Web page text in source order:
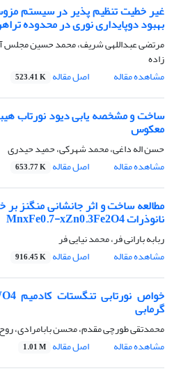
غیر خطیت تنظیم پذیر در سیستم
بهبود دوپایداری نوری در محدوده
مرتضی عبداللهی شریف، محمد حسین مجلس
زاده
مشاهده مقاله
اصل مقاله 523.41 K
ساخت و مشخصه یابی دیود نورتاب
معکوس
حسن اله داغی، محمد شهرکی، حمید حیدری
مشاهده مقاله
اصل مقاله 653.77 K
مطالعه ساخت و اثر جانشانی منگنز
نانوذرات MnxFe0.7-xZn0.3Fe2O4
ربابه بارانی فر، محمد نیایی فر
مشاهده مقاله
اصل مقاله 916.45 K
گرمابی
محمدتقی طورچی مقدم، محسن بابامرادی،
مشاهده مقاله
اصل مقاله 1.01 M